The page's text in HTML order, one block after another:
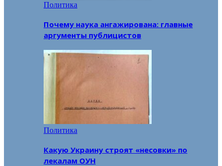
Политика
Почему наука ангажирована: главные
аргументы публицистов
Политика
Какую Украину строят «несовки» по
лекалам ОУН